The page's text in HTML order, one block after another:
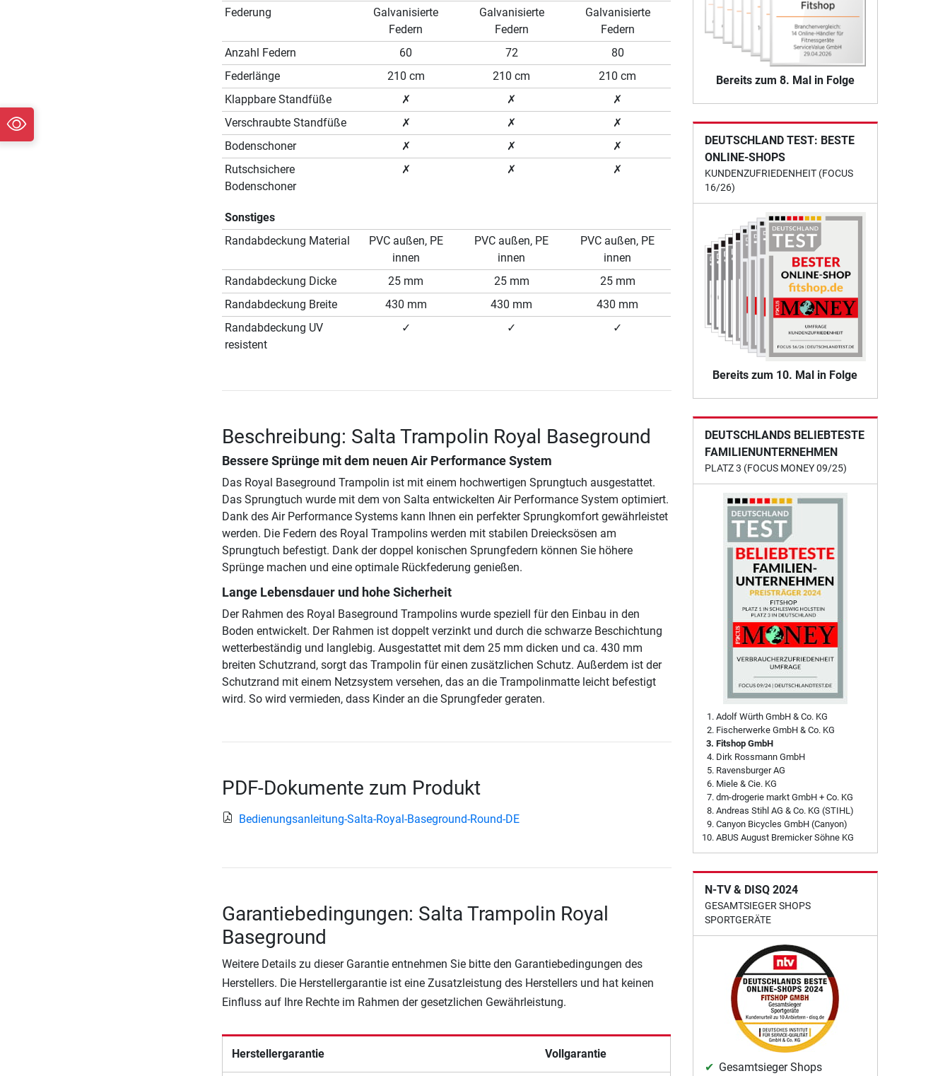
Federung
Galvanisierte
Federn
Galvanisierte
Federn
Galvanisierte
Federn
Anzahl Federn
60 72
80
Federlänge
210 cm 210 cm
210 cm
Klappbare Standfüße
✗ ✗
✗
Verschraubte Standfüße
✗ ✗
✗
Bodenschoner
✗ ✗
✗
Rutschsichere
Bodenschoner
✗ ✗ ✗
Sonstiges
Randabdeckung Material
PVC außen, PE
innen
PVC außen, PE
innen
PVC außen, PE
innen
Randabdeckung Dicke
25 mm 25 mm
25 mm
Randabdeckung Breite
430 mm 430 mm
430 mm
Randabdeckung UV
resistent
✓ ✓ ✓
Beschreibung: Salta Trampolin Royal Baseground
Bessere Sprünge mit dem neuen Air Performance System
Das Royal Baseground Trampolin ist mit einem hochwertigen Sprungtuch ausgestattet.
Das Sprungtuch wurde mit dem von Salta entwickelten Air Performance System optimiert.
Dank des Air Performance Systems kann Ihnen ein perfekter Sprungkomfort gewährleistet
werden. Die Federn des Royal Trampolins werden mit stabilen Dreiecksösen am
Sprungtuch befestigt. Dank der doppel konischen Sprungfedern können Sie höhere
Sprünge machen und eine optimale Rückfederung genießen.
Lange Lebensdauer und hohe Sicherheit
Der Rahmen des Royal Baseground Trampolins wurde speziell für den Einbau in den
Boden entwickelt. Der Rahmen ist doppelt verzinkt und durch die schwarze Beschichtung
wetterbeständig und langlebig. Ausgestattet mit dem 25 mm dicken und ca. 430 mm
breiten Schutzrand, sorgt das Trampolin für einen zusätzlichen Schutz. Außerdem ist der
Schutzrand mit einem Netzsystem versehen, das an die Trampolinmatte leicht befestigt
wird. So wird vermieden, dass Kinder an die Sprungfeder geraten.
PDF-Dokumente zum Produkt
Bedienungsanleitung-Salta-Royal-Baseground-Round-DE
Garantiebedingungen: Salta Trampolin Royal
Baseground
Weitere Details zu dieser Garantie entnehmen Sie bitte den Garantiebedingungen des
Herstellers. Die Herstellergarantie ist eine Zusatzleistung des Herstellers und hat keinen
Einfluss auf Ihre Rechte im Rahmen der gesetzlichen Gewährleistung.
Herstellergarantie Vollgarantie
Bereits zum 8. Mal in Folge
DEUTSCHLAND TEST: BESTE
ONLINE-SHOPS
KUNDENZUFRIEDENHEIT (FOCUS
16/26)
Bereits zum 10. Mal in Folge
DEUTSCHLANDS BELIEBTESTE
FAMILIENUNTERNEHMEN
PLATZ 3 (FOCUS MONEY 09/25)
Adolf Würth GmbH & Co. KG
Fischerwerke GmbH & Co. KG
Fitshop GmbH
Dirk Rossmann GmbH
Ravensburger AG
Miele & Cie. KG
dm-drogerie markt GmbH + Co. KG
Andreas Stihl AG & Co. KG (STIHL)
Canyon Bicycles GmbH (Canyon)
ABUS August Bremicker Söhne KG
N-TV & DISQ 2024
GESAMTSIEGER SHOPS
SPORTGERÄTE
Gesamtsieger Shops